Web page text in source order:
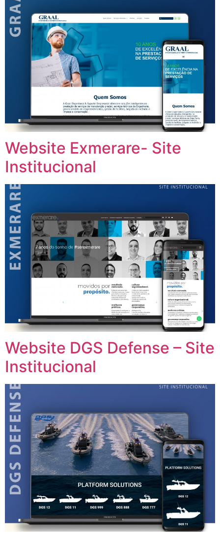
Website Exmerare- Site
Institucional
Website DGS Defense – Site
Institucional